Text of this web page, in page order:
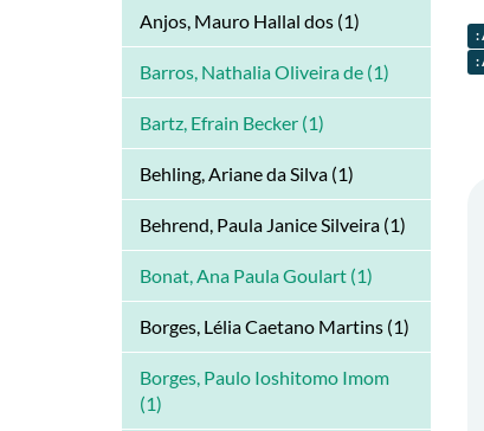
Anjos, Mauro Hallal dos (1)
Barros, Nathalia Oliveira de (1)
Bartz, Efrain Becker (1)
Behling, Ariane da Silva (1)
Behrend, Paula Janice Silveira (1)
Bonat, Ana Paula Goulart (1)
Borges, Lélia Caetano Martins (1)
Borges, Paulo Ioshitomo Imom
(1)
:
: